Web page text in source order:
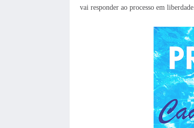
vai responder ao processo em liberdade.